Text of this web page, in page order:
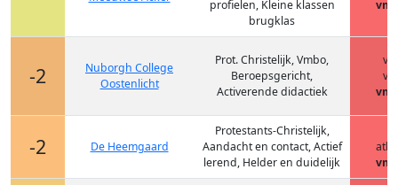
profielen, Kleine klassen
brugklas
-2
Nuborgh College
Oostenlicht
Prot. Christelijk, Vmbo,
Beroepsgericht,
Activerende didactiek
-2 De Heemgaard
Protestants-Christelijk,
Aandacht en contact, Actief
lerend, Helder en duidelijk